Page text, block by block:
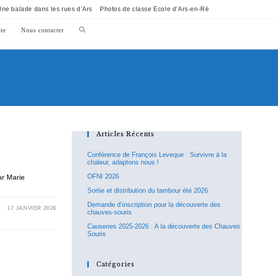
balade dans les rues d’Ars Photos de classe Ecole d’Ars-en-Ré
Nous contacter
Marie
17 JANVIER 2026
Articles Récents
Conférence de François Leveque : Survivre à la
chaleur, adaptons nous !
OFNI 2026
Sortie et distribution du tambour été 2026
Demande d’inscription pour la découverte des
chauves-souris
Causeries 2025-2026 : A la découverte des Chauves
Souris
Catégories